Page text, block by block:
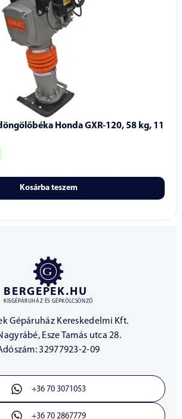
Honda GXR-120, 58 kg, 11
Kosárba teszem
BERGEPEK.HU
KISGÉPÁRUHÁZ ÉS GÉPKÖLCSÖNZŐ
Gépáruház Kereskedelmi Kft.
Esze Tamás utca 28.
32977923-2-09
+36 70 3071053
+36 70 2867779